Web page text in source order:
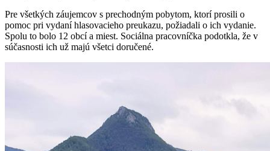
Pre všetkých záujemcov s prechodným pobytom, ktorí prosili o
pomoc pri vydaní hlasovacieho preukazu, požiadali o ich vydanie.
Spolu to bolo 12 obcí a miest. Sociálna pracovníčka podotkla, že v
súčasnosti ich už majú všetci doručené.